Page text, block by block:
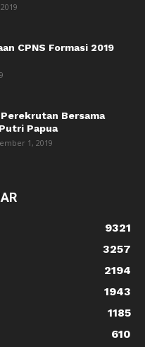
CPNS Formasi 2019
Perekrutan Bersama
Papua
1, 2019
9321
3257
2194
1943
1185
610